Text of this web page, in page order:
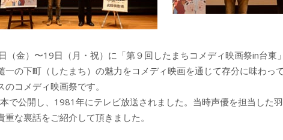
（金）〜19日（月・祝）に「第９回したまちコメディ映画祭in台東
一の下町（したまち）の魅力をコメディ映画を通じて存分に味わっ
コメディ映画祭です。
で公開し、1981年にテレビ放送されました。当時声優を担当した
な裏話をご紹介して頂きました。